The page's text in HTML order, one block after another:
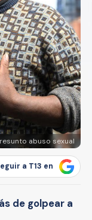
abuso sexual
a T13 en
de golpear a